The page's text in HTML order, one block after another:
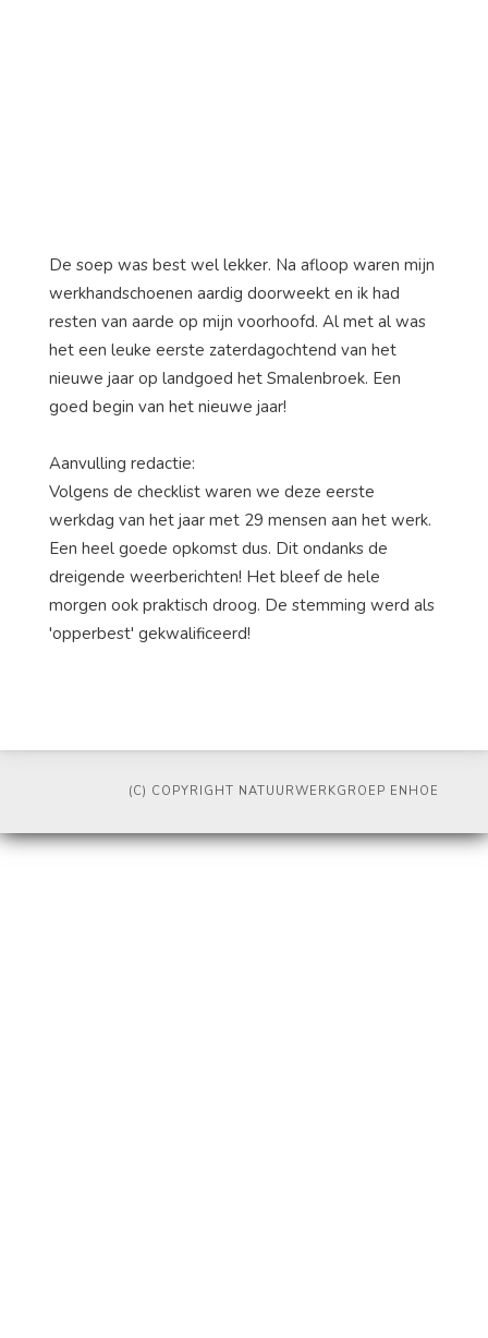
De soep was best wel lekker. Na afloop waren mijn
werkhandschoenen aardig doorweekt en ik had
resten van aarde op mijn voorhoofd. Al met al was
het een leuke eerste zaterdagochtend van het
nieuwe jaar op landgoed het Smalenbroek. Een
goed begin van het nieuwe jaar!
Aanvulling redactie:
Volgens de checklist waren we deze eerste
werkdag van het jaar met 29 mensen aan het werk.
Een heel goede opkomst dus. Dit ondanks de
dreigende weerberichten! Het bleef de hele
morgen ook praktisch droog. De stemming werd als
'opperbest' gekwalificeerd!
(C) COPYRIGHT NATUURWERKGROEP ENHOE